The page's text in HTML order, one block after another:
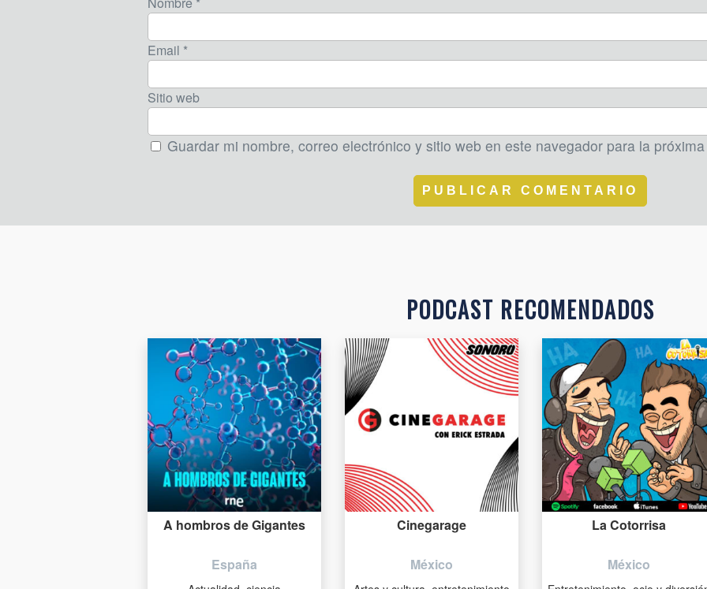
Email *
Sitio web
Guardar mi nombre, correo electrónico y sitio web en este navegador para la
PODCAST RECOMENDADOS
A hombros de Gigantes
España
Cinegarage
México
La Cotorrisa
México